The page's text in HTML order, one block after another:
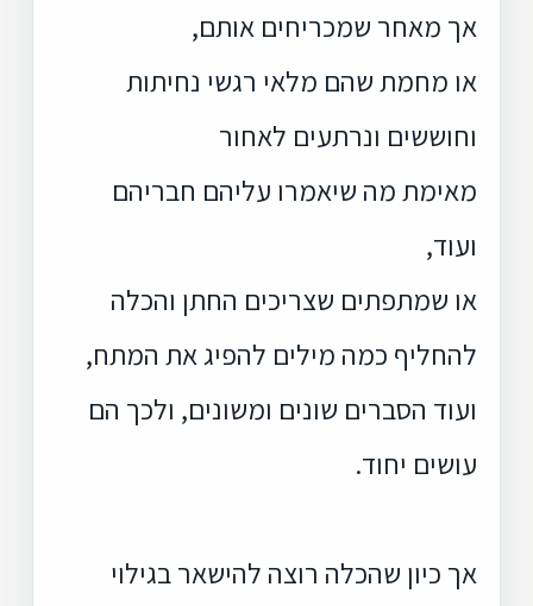
אך מאחר שמכריחים אותם,
או מחמת שהם מלאי רגשי נחיתות
וחוששים ונרתעים לאחור
מאימת מה שיאמרו עליהם חבריהם
ועוד,
או שמתפתים שצריכים החתן והכלה
להחליף כמה מילים להפיג את המתח,
ועוד הסברים שונים ומשונים, ולכך הם
עושים יחוד.
אך כיון שהכלה רוצה להישאר בגילוי